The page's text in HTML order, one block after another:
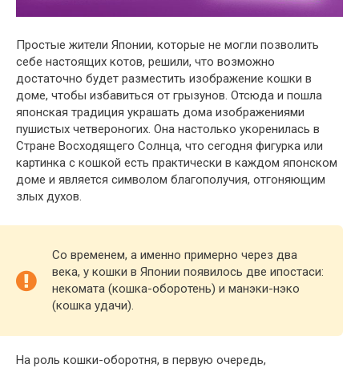
Простые жители Японии, которые не могли позволить
себе настоящих котов, решили, что возможно
достаточно будет разместить изображение кошки в
доме, чтобы избавиться от грызунов. Отсюда и пошла
японская традиция украшать дома изображениями
пушистых четвероногих. Она настолько укоренилась в
Стране Восходящего Солнца, что сегодня фигурка или
картинка с кошкой есть практически в каждом японском
доме и является символом благополучия, отгоняющим
злых духов.
Со временем, а именно примерно через два
века, у кошки в Японии появилось две ипостаси:
некомата (кошка-оборотень) и манэки-нэко
(кошка удачи).
На роль кошки-оборотня, в первую очередь,